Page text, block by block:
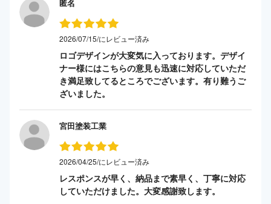
匿名
2026/07/15/にレビュー済み
ロゴデザインが大変気に入っております。デザイ
ナー様にはこちらの意見も迅速に対応していただ
き満足致してるところでございます。有り難うご
ざいました。
宮田塗装工業
2026/04/25/にレビュー済み
レスポンスが早く、納品まで素早く、丁寧に対応
していただけました。大変感謝致します。